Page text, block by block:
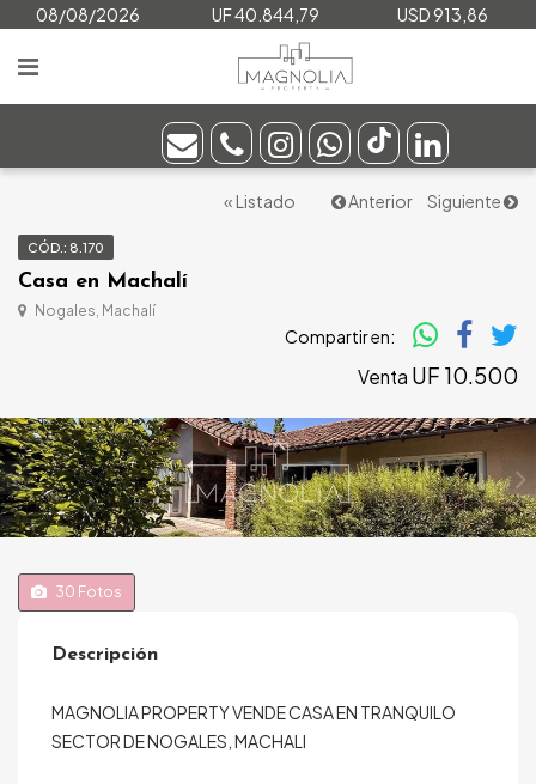
08/08/2026 UF 40.844,79 USD 913,86
« Listado Anterior Siguiente
CÓD.: 8.170
Casa en Machalí
Nogales, Machalí
Compartir en:
Venta UF 10.500
30 Fotos
Descripción
MAGNOLIA PROPERTY VENDE CASA EN TRANQUILO
SECTOR DE NOGALES, MACHALI